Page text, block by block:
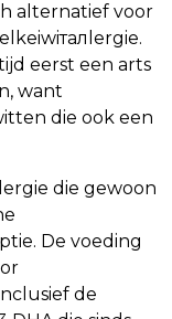
alternatief voor
eerst een arts
want
die ook een
die gewoon
De voeding
de